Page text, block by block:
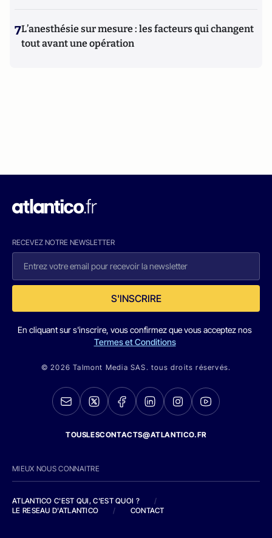
7L’anesthésie sur mesure : les facteurs qui changent
tout avant une opération
RECEVEZ NOTRE NEWSLETTER
S'INSCRIRE
En cliquant sur s'inscrire, vous confirmez que vous acceptez nos
Termes et Conditions
© 2026 Talmont Media SAS. tous droits réservés.
TOUSLESCONTACTS@ATLANTICO.FR
MIEUX NOUS CONNAITRE
ATLANTICO C'EST QUI, C'EST QUOI ?
/
LE RESEAU D'ATLANTICO
/ CONTACT